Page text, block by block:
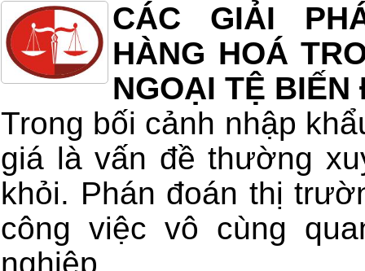
CÁC GIẢI
HÀNG HOÁ
NGOẠI TỆ BIẾN
Trong bối cảnh nhập
giá là vấn đề thường
khỏi. Phán đoán thị
công việc vô cùng
nghiệp